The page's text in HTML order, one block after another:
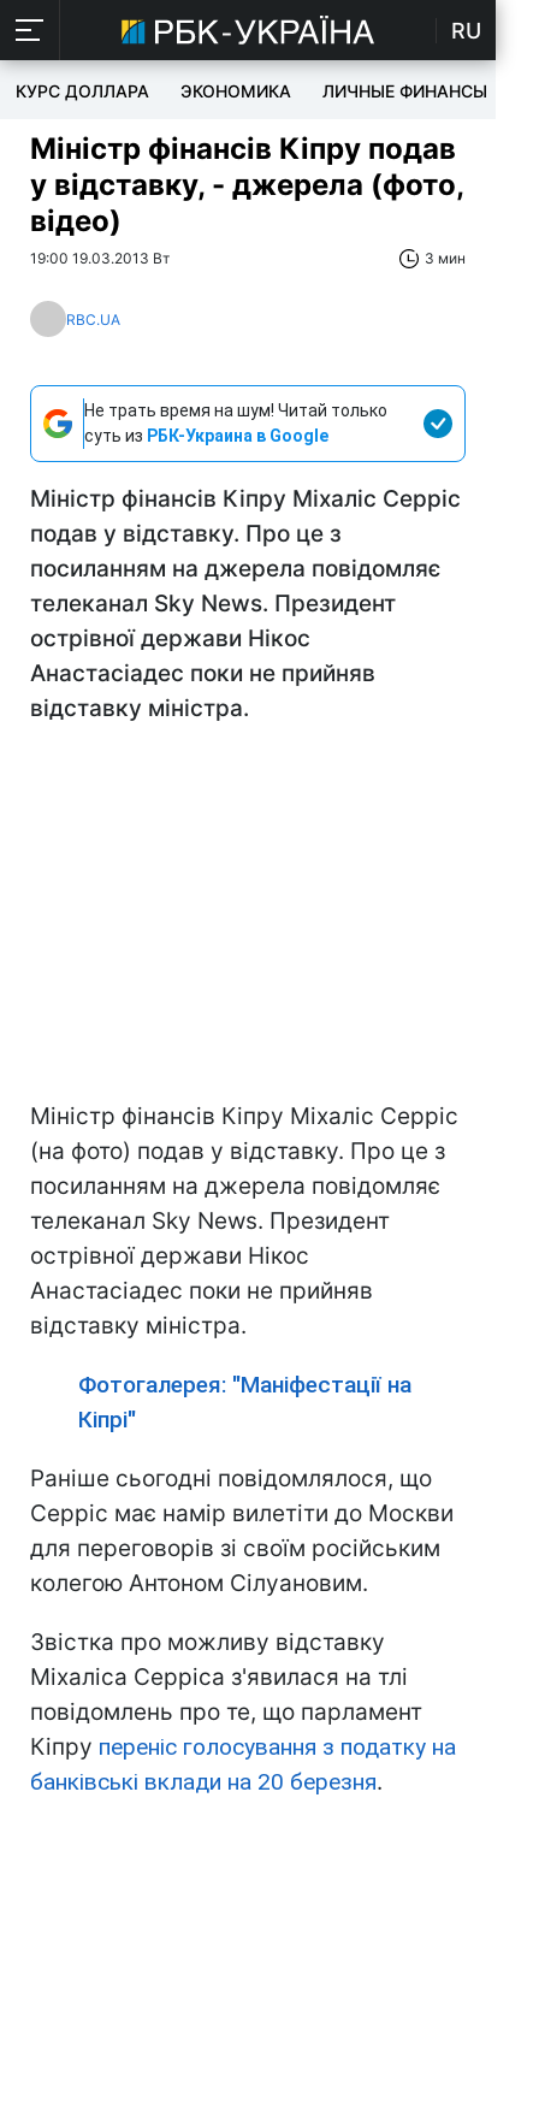
RU
КУРС ДОЛЛАРА ЭКОНОМИКА ЛИЧНЫЕ ФИНАНСЫ
Міністр фінансів Кіпру подав
у відставку, - джерела (фото,
відео)
19:00 19.03.2013 Вт 3 мин
RBC.UA
Не трать время на шум! Читай только
суть из РБК-Украина в Google
Міністр фінансів Кіпру Міхаліс Серріс
подав у відставку. Про це з
посиланням на джерела повідомляє
телеканал Sky News. Президент
острівної держави Нікос
Анастасіадес поки не прийняв
відставку міністра.
Міністр фінансів Кіпру Міхаліс Серріс
(на фото) подав у відставку. Про це з
посиланням на джерела повідомляє
телеканал Sky News. Президент
острівної держави Нікос
Анастасіадес поки не прийняв
відставку міністра.
Фотогалерея: "Маніфестації на
Кіпрі"
Раніше сьогодні повідомлялося, що
Серріс має намір вилетіти до Москви
для переговорів зі своїм російським
колегою Антоном Сілуановим.
Звістка про можливу відставку
Міхаліса Серріса з'явилася на тлі
повідомлень про те, що парламент
Кіпру переніс голосування з податку на
банківські вклади на 20 березня.